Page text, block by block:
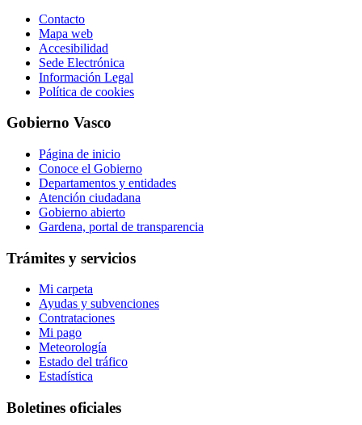
Contacto
Mapa web
Accesibilidad
Sede Electrónica
Información Legal
Política de cookies
Gobierno Vasco
Página de inicio
Conoce el Gobierno
Departamentos y entidades
Atención ciudadana
Gobierno abierto
Gardena, portal de transparencia
Trámites y servicios
Mi carpeta
Ayudas y subvenciones
Contrataciones
Mi pago
Meteorología
Estado del tráfico
Estadística
Boletines oficiales